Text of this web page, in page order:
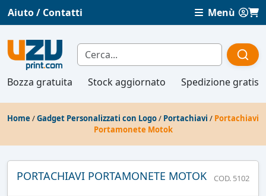
Aiuto / Contatti Menù
Bozza gratuita Stock aggiornato Spedizione gratis
Home /Gadget Personalizzati con Logo/ Portachiavi / Portachiavi
Portamonete Motok
PORTACHIAVI PORTAMONETE MOTOK COD. 5102